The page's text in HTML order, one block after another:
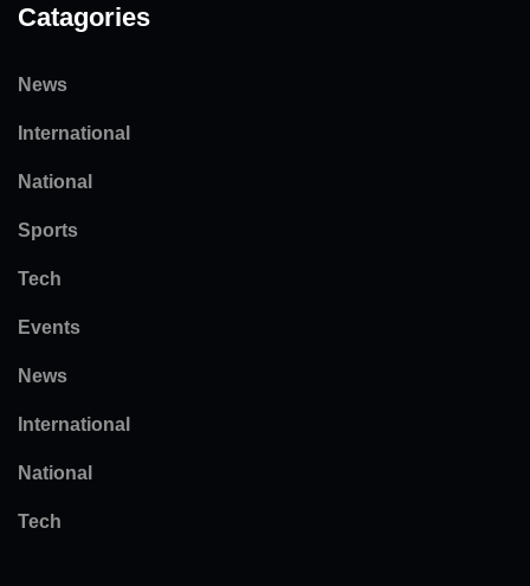
Catagories
News
International
National
Sports
Tech
Events
News
International
National
Tech